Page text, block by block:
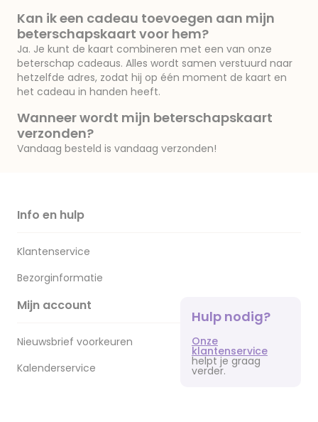
Kan ik een cadeau toevoegen aan mijn
beterschapskaart voor hem?
Ja. Je kunt de kaart combineren met een van onze
beterschap cadeaus. Alles wordt samen verstuurd naar
hetzelfde adres, zodat hij op één moment de kaart en
het cadeau in handen heeft.
Wanneer wordt mijn beterschapskaart
verzonden?
Vandaag besteld is vandaag verzonden!
Info en hulp
Klantenservice
Bezorginformatie
Mijn account
Nieuwsbrief voorkeuren
Kalenderservice
Hulp nodig?
Onze
klantenservice
helpt je graag
verder.